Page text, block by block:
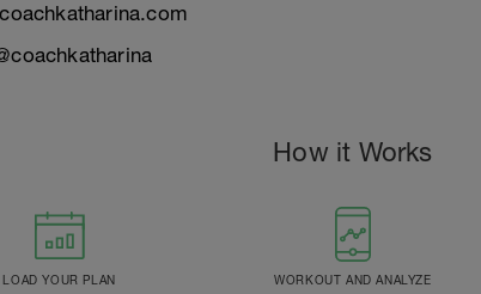
How it Works
LOAD YOUR PLAN WORKOUT AND ANALYZE